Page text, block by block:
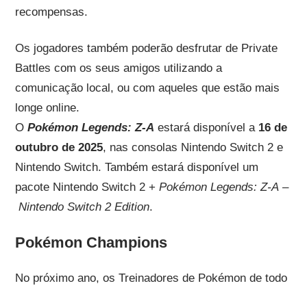
recompensas.
Os jogadores também poderão desfrutar de Private
Battles com os seus amigos utilizando a
comunicação local, ou com aqueles que estão mais
longe online.
O Pokémon Legends: Z-A estará disponível a 16 de
outubro de 2025, nas consolas Nintendo Switch 2 e
Nintendo Switch. Também estará disponível um
pacote Nintendo Switch 2 + Pokémon Legends: Z-A –
Nintendo Switch 2 Edition.
Pokémon Champions
No próximo ano, os Treinadores de Pokémon de todo